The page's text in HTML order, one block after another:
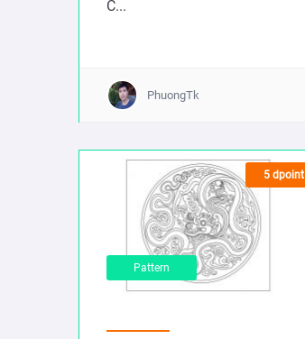
C...
PhuongTk
Pattern
5 dpoint